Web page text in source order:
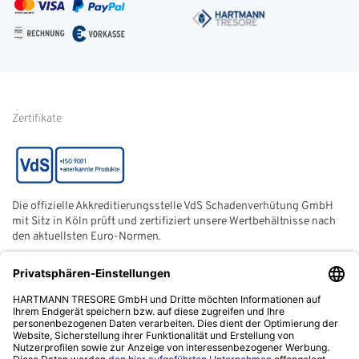
FAQ
Impressum
Batterieentsorgung
Zertifikate
Die offizielle Akkreditierungsstelle VdS Schadenverhütung GmbH
mit Sitz in Köln prüft und zertifiziert unsere Wertbehältnisse nach
den aktuellsten Euro-Normen.
Der ECB (European Certification Body) ist eine neutrale und
unabhängige Zertifizierungsstelle der European Security
Systems Association e. V. (ESSA) mit Sitz in Frankfurt am Main.